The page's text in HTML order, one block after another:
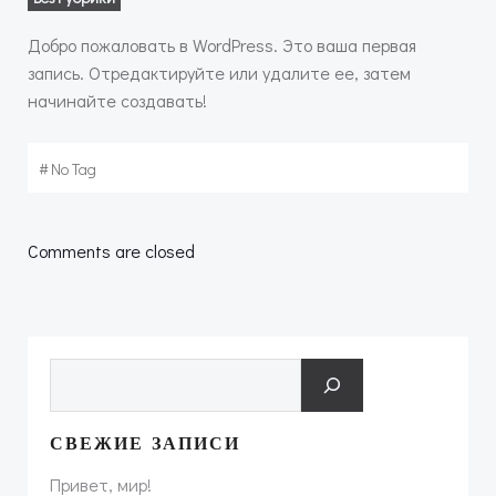
Добро пожаловать в WordPress. Это ваша первая
запись. Отредактируйте или удалите ее, затем
начинайте создавать!
#No Tag
Comments are closed
СВЕЖИЕ ЗАПИСИ
Привет, мир!